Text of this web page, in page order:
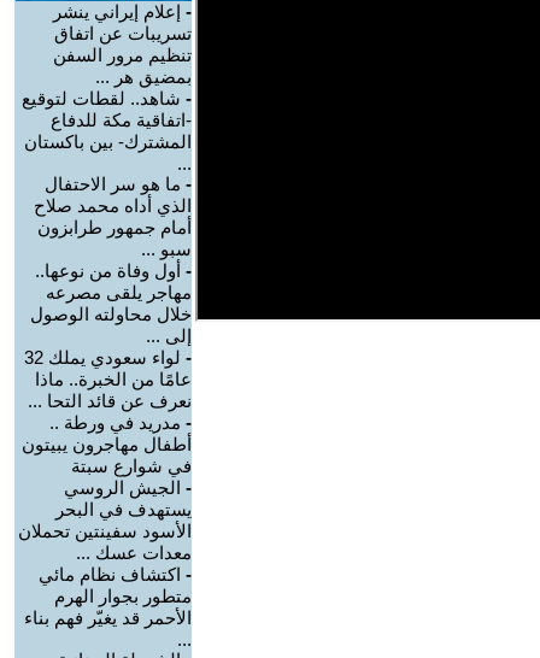
- إعلام إيراني ينشر
تسريبات عن اتفاق
تنظيم مرور السفن
بمضيق هر ...
- شاهد.. لقطات لتوقيع
-اتفاقية مكة للدفاع
المشترك- بين باكستان
...
- ما هو سر الاحتفال
الذي أداه محمد صلاح
أمام جمهور طرابزون
سبو ...
- أول وفاة من نوعها..
مهاجر يلقى مصرعه
خلال محاولته الوصول
إلى ...
-
لواء سعودي يملك 32
عامًا من الخبرة.. ماذا
نعرف عن قائد التحا ...
- مدريد في ورطة ..
أطفال مهاجرون يبيتون
في شوارع سبتة
- الجيش الروسي
يستهدف في البحر
الأسود سفينتين تحملان
معدات عسك ...
- اكتشاف نظام مائي
متطور بجوار الهرم
الأحمر قد يغيّر فهم بناء
...